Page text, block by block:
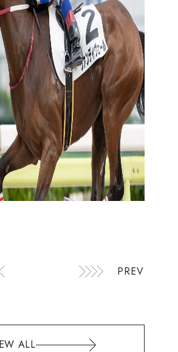
PREV
ALL